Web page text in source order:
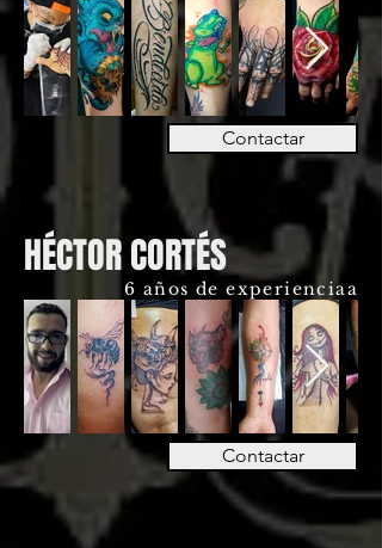
Contactar
HÉCTOR CORTÉS
6 años de experienciaa
Contactar